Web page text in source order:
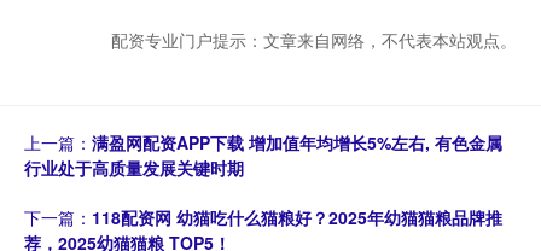
配资专业门户提示：文章来自网络，不代表本站观点。
上一篇： 满盈网配资APP下载 增加值年均增长5%左右, 有色金属
行业处于高质量发展关键时期
下一篇： 118配资网 幼猫吃什么猫粮好？2025年幼猫猫粮品牌推
荐，2025幼猫猫粮 TOP5！